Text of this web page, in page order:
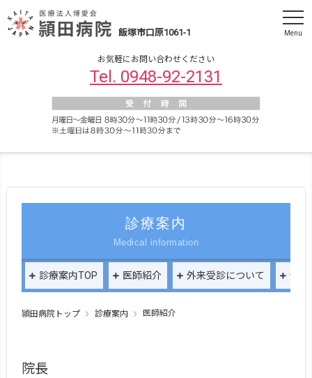
飯塚市口原1061-1
お気軽にお問い合わせください
Tel. 0948-92-2131
Menu
診療案内
Medical information
診療案内TOP 医師紹介 外来受診について 健康
頴田病院トップ 診療案内 医師紹介
院長